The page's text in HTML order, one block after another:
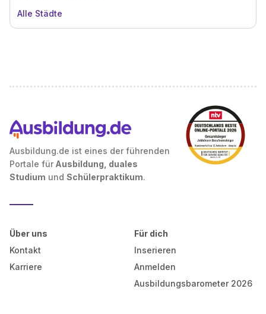
Alle Städte
Ausbildung.de ist eines der führenden
Portale für Ausbildung, duales
Studium und Schülerpraktikum.
Über uns
Kontakt
Karriere
Für dich
Inserieren
Anmelden
Ausbildungsbarometer 2026